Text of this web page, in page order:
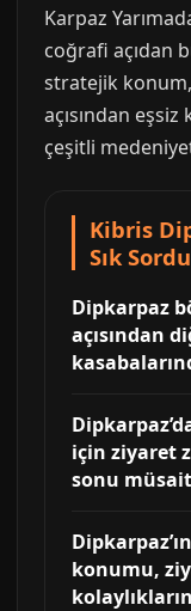
Karpaz
coğrafi açıdan
stratejik
açısından
çeşitli
Kibris
Sık
Dipkarpaz
açısından
için ziyaret
sonu
konumu,